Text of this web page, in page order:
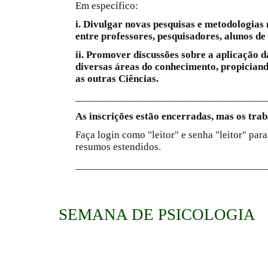
Em específico:
i. Divulgar novas pesquisas e
entre professores, pesquisadores, alunos
ii. Promover discussões sobre a aplicação
diversas áreas do conhecimento,
as outras Ciências.
As inscrições estão encerradas, mas os
Faça login como "leitor" e senha "leitor"
resumos estendidos.
SEMANA DE PSICOLOGIA